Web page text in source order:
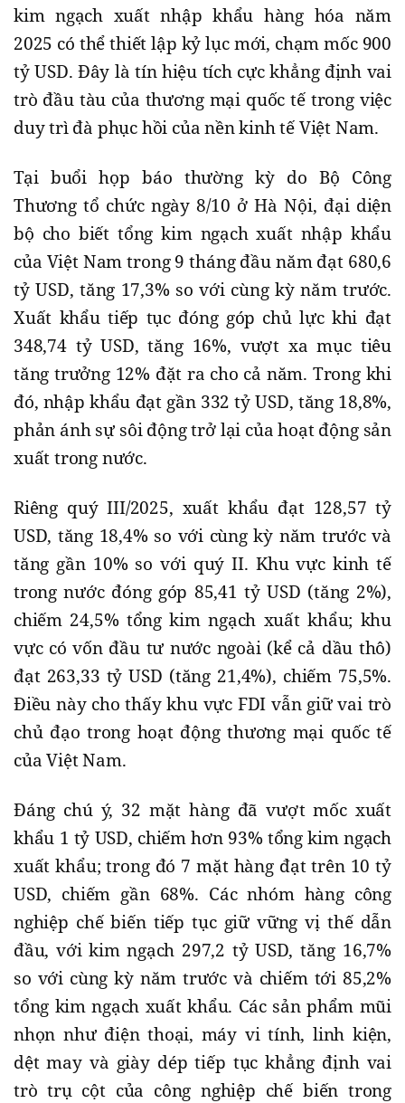
kim ngạch xuất nhập khẩu hàng hóa năm
2025 có thể thiết lập kỷ lục mới, chạm mốc 900
tỷ USD. Đây là tín hiệu tích cực khẳng định vai
trò đầu tàu của thương mại quốc tế trong việc
duy trì đà phục hồi của nền kinh tế Việt Nam.
Tại buổi họp báo thường kỳ do Bộ Công
Thương tổ chức ngày 8/10 ở Hà Nội, đại diện
bộ cho biết tổng kim ngạch xuất nhập khẩu
của Việt Nam trong 9 tháng đầu năm đạt 680,6
tỷ USD, tăng 17,3% so với cùng kỳ năm trước.
Xuất khẩu tiếp tục đóng góp chủ lực khi đạt
348,74 tỷ USD, tăng 16%, vượt xa mục tiêu
tăng trưởng 12% đặt ra cho cả năm. Trong khi
đó, nhập khẩu đạt gần 332 tỷ USD, tăng 18,8%,
phản ánh sự sôi động trở lại của hoạt động sản
xuất trong nước.
Riêng quý III/2025, xuất khẩu đạt 128,57 tỷ
USD, tăng 18,4% so với cùng kỳ năm trước và
tăng gần 10% so với quý II. Khu vực kinh tế
trong nước đóng góp 85,41 tỷ USD (tăng 2%),
chiếm 24,5% tổng kim ngạch xuất khẩu; khu
vực có vốn đầu tư nước ngoài (kể cả dầu thô)
đạt 263,33 tỷ USD (tăng 21,4%), chiếm 75,5%.
Điều này cho thấy khu vực FDI vẫn giữ vai trò
chủ đạo trong hoạt động thương mại quốc tế
của Việt Nam.
Đáng chú ý, 32 mặt hàng đã vượt mốc xuất
khẩu 1 tỷ USD, chiếm hơn 93% tổng kim ngạch
xuất khẩu; trong đó 7 mặt hàng đạt trên 10 tỷ
USD, chiếm gần 68%. Các nhóm hàng công
nghiệp chế biến tiếp tục giữ vững vị thế dẫn
đầu, với kim ngạch 297,2 tỷ USD, tăng 16,7%
so với cùng kỳ năm trước và chiếm tới 85,2%
tổng kim ngạch xuất khẩu. Các sản phẩm mũi
nhọn như điện thoại, máy vi tính, linh kiện,
dệt may và giày dép tiếp tục khẳng định vai
trò trụ cột của công nghiệp chế biến trong